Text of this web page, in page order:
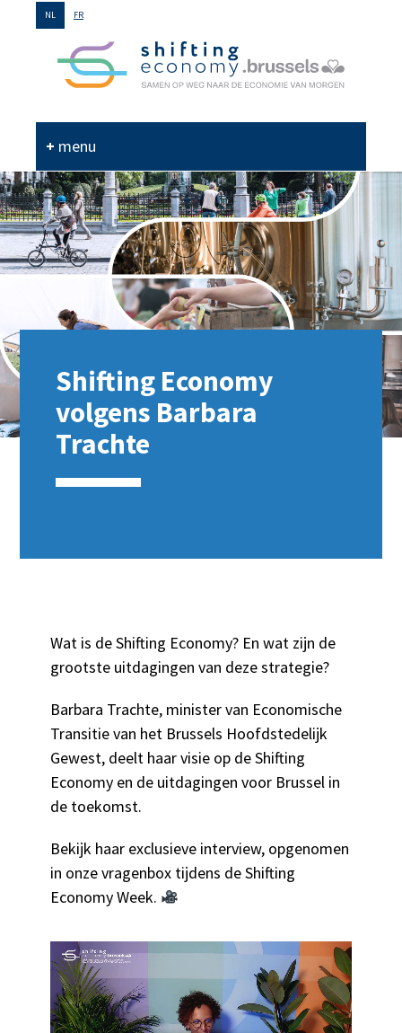
NL FR
menu
Shifting Economy
volgens Barbara
Trachte
Wat is de Shifting Economy? En wat zijn de
grootste uitdagingen van deze strategie?
Barbara Trachte, minister van Economische
Transitie van het Brussels Hoofdstedelijk
Gewest, deelt haar visie op de Shifting
Economy en de uitdagingen voor Brussel in
de toekomst.
Bekijk haar exclusieve interview, opgenomen
in onze vragenbox tijdens de Shifting
Economy Week.